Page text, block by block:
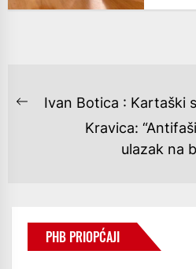
NAVIGACIJA
Previous
Ivan Botica : ​Kartaški
Kravica:
ulazak na
PHB PRIOPĆAJI